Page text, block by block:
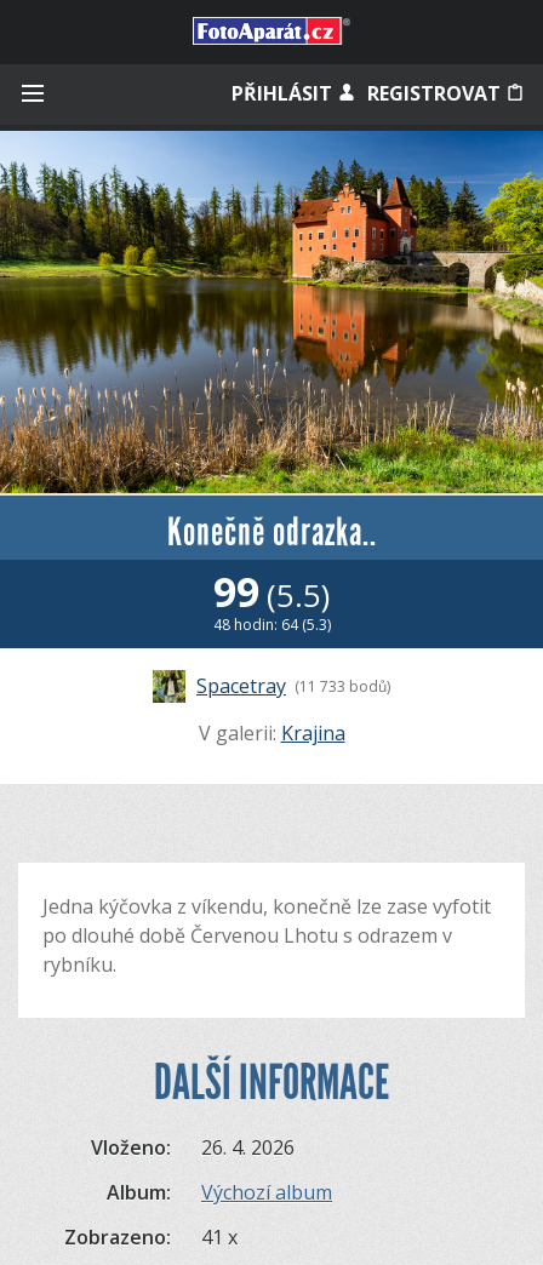
PŘIHLÁSIT REGISTROVAT
Zapamatovat
Zapomněli jste heslo?
Měli jste účet na starém webu?
Konečně odrazka..
99(5.5)
48 hodin: 64 (5.3)
Spacetray (11 733 bodů)
V galerii: Krajina
Jedna kýčovka z víkendu, konečně lze zase vyfotit
po dlouhé době Červenou Lhotu s odrazem v
rybníku.
DALŠÍ INFORMACE
Vloženo:
26. 4. 2026
Album:
Výchozí album
Zobrazeno:
41 x